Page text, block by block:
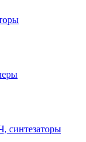
синтезаторы